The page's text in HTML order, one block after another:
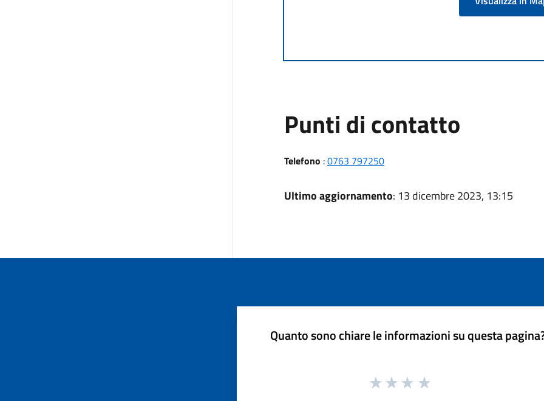
Punti di contatto
Telefono :0763 797250
Ultimo aggiornamento: 13 dicembre 2023, 13:15
Quanto sono chiare le informazioni su questa